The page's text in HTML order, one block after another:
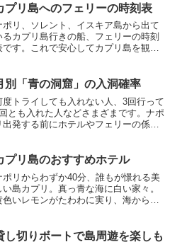
報満載。カプリ島の日帰り観光ツアー
開催中です。カプリ島滞在をする前に
ひご一読あれ！
プリ島へのフェリーの時刻表
ポリ、ソレント、イスキア島から出て
るカプリ島行きの船、フェリーの時刻
です。これで安心してカプリ島を観光
開催中です。日本語アテンド付きで安
・安全・そして美味しいツアーです。
別「青の洞窟」の入洞確率
度トライしても入れない人、3回行って
とも入れた人などさまざまです。ナポ
出発する前にホテルやフェリーの係員
れる可能性もぐっと高くなります。事
に下調べして美しい青の洞窟を楽しみ
しょう！アーモイタリアのカプリ島現
ツアーも好評です。
プリ島のおすすめホテル
ポリからわずか40分、誰もが憬れる美
い島カプリ。真っ青な海に白い家々。
色いレモンがたわわに実り、海から爽
。3泊、4泊と滞在すればカプリの美し
し切りボートで島周遊を楽しも